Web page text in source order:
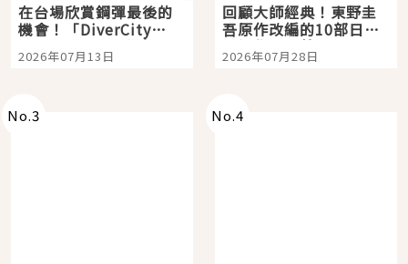
在台場欣賞鋼彈最後的
機會！「DiverCity
Tokyo Plaza」搭船、
購物、美食及夜景，一
2026年07月13日
回顧大師經典！東野圭
吾原作改編的10部日本
影視作品推薦
2026年07月28日
No.3 No.4